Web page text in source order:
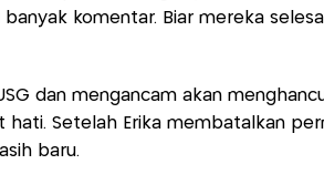
komentar. Biar mereka
dan mengancam akan
hati. Setelah Erika membatalkan
baru.